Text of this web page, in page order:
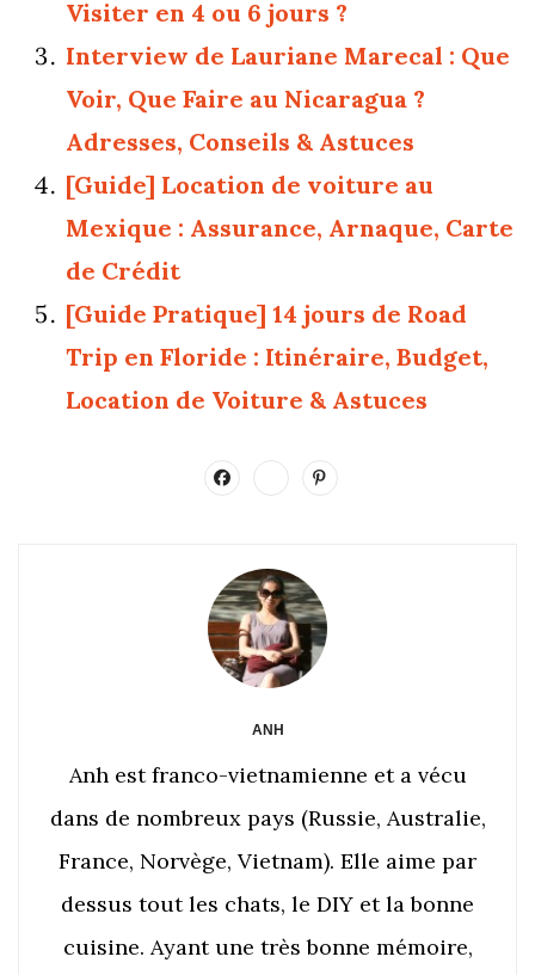
Visiter en 4 ou 6 jours ?
Interview de Lauriane Marecal : Que
Voir, Que Faire au Nicaragua ?
Adresses, Conseils & Astuces
[Guide] Location de voiture au
Mexique : Assurance, Arnaque, Carte
de Crédit
[Guide Pratique] 14 jours de Road
Trip en Floride : Itinéraire, Budget,
Location de Voiture & Astuces
ANH
Anh est franco-vietnamienne et a vécu
dans de nombreux pays (Russie, Australie,
France, Norvège, Vietnam). Elle aime par
dessus tout les chats, le DIY et la bonne
cuisine. Ayant une très bonne mémoire,